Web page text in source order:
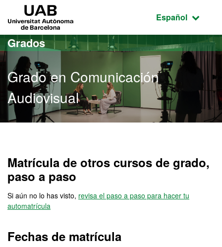
Acceso al contenido principal
Acceso a la navegación de la página
Idioma
Español
Grados
Grado en Comunicación
Audiovisual
Matrícula de otros cursos de grado,
paso a paso
Si aún no lo has visto, revisa el paso a paso para hacer tu
automatrícula
Fechas de matrícula